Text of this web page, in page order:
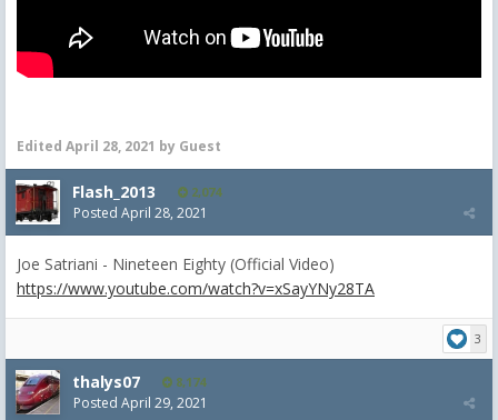
Edited April 28, 2021 by Guest
Flash_2013 2,074
Posted April 28, 2021
Joe Satriani - Nineteen Eighty (Official Video)
https://www.youtube.com/watch?v=xSayYNy28TA
3
thalys07 8,174
Posted April 29, 2021